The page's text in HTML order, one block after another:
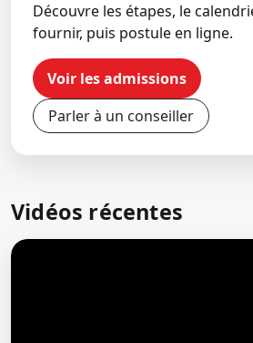
Découvre les étapes, le
fournir, puis postule en ligne.
Voir les admissions
Parler à un conseiller
Vidéos récentes